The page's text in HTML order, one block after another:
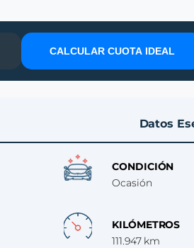
CALCULAR CUOTA IDEAL
Datos
CONDICIÓN
Ocasión
KILÓMETROS
111.947 km